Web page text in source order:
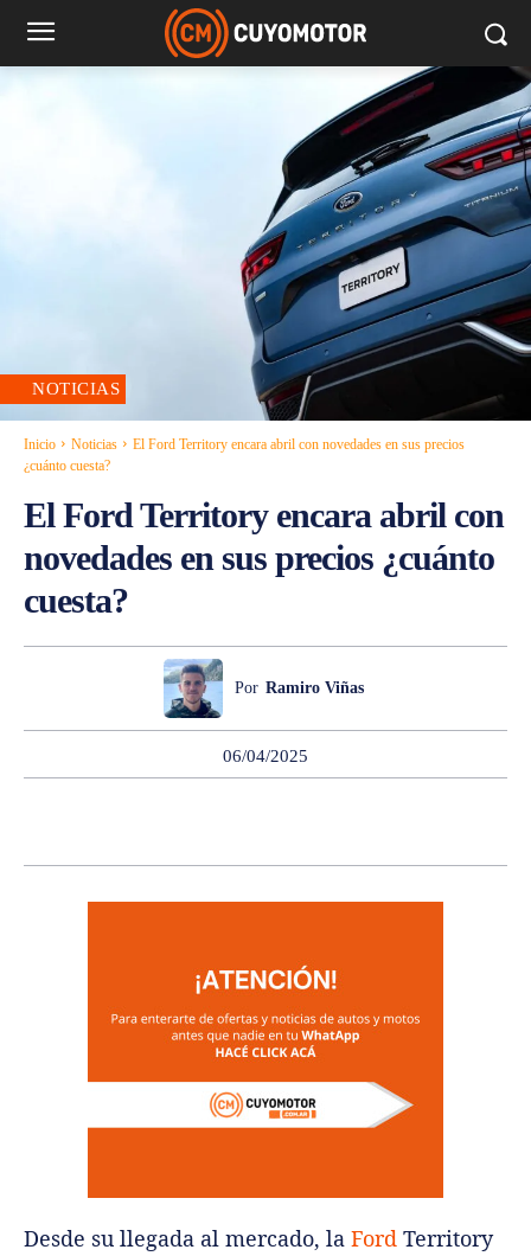
NOTICIAS
Inicio Noticias
El Ford Territory encara abril con novedades en sus precios
¿cuánto cuesta?
El Ford Territory encara abril con
novedades en sus precios ¿cuánto
cuesta?
Por Ramiro Viñas
06/04/2025
Desde su llegada al mercado, la Ford Territory